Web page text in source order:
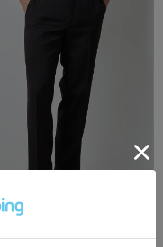
全4色